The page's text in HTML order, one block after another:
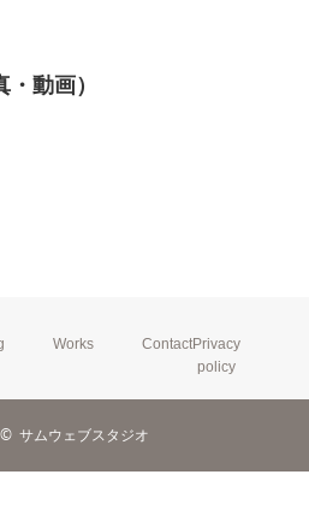
動画）
Works ContactPrivacy
policy
© サムウェブスタジオ